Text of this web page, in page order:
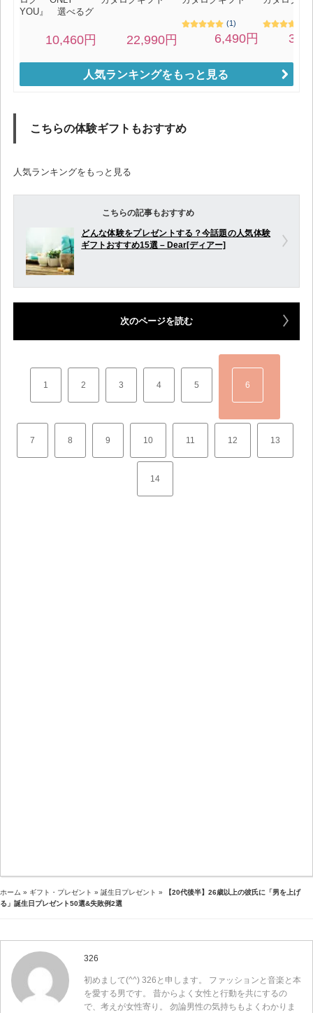
人気ランキングをもっと見る
こちらの体験ギフトもおすすめ
人気ランキングをもっと見る
こちらの記事もおすすめ
どんな体験をプレゼントする？今話題の人気体験
ギフトおすすめ15選 – Dear[ディアー]
次のページを読む
1 2 3 4 5 6
7 8 9 10 11 12 13
14
ホーム » ギフト・プレゼント » 誕生日プレゼント »
【20代後半】26歳以上の彼氏に「男を上げ
る」誕生日プレゼント50選&失敗例2選
326
初めまして(^^) 326と申します。 ファッションと音楽と本
を愛する男です。 昔からよく女性と行動を共にするの
で、考えが女性寄り。 勿論男性の気持ちもよくわかりま